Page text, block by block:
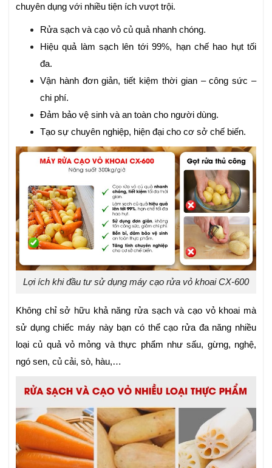
chuyên dụng với nhiều tiện ích vượt trội.
Rửa sạch và cạo vỏ củ quả nhanh chóng.
Hiệu quả làm sạch lên tới 99%, hạn chế hao hụt tối
đa.
Vận hành đơn giản, tiết kiệm thời gian – công sức –
chi phí.
Đảm bảo vệ sinh và an toàn cho người dùng.
Tạo sự chuyên nghiệp, hiện đại cho cơ sở chế biến.
Lợi ích khi đầu tư sử dụng máy cạo rửa vỏ khoai CX-600
Không chỉ sở hữu khả năng rửa sạch và cạo vỏ khoai mà
sử dụng chiếc máy này bạn có thể cạo rửa đa năng nhiều
loại củ quả vỏ mỏng và thực phẩm như sấu, gừng, nghệ,
ngó sen, củ cải, sò, hàu,…